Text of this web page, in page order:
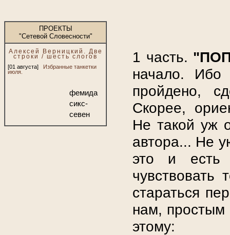
ПРОЕКТЫ
"Сетевой Словесности"
Алексей Верницкий. Две
строки / шесть слогов
[01 августа] Избранные танкетки
июля.
фемида
сикс-
севен
1 часть.
начало. Ибо
пройдено,
Скорее,
Не такой уж
автора... Не
это и есть
стараться
нам, простым
этому: